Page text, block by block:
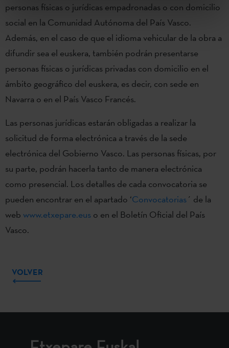
personas físicas o jurídicas empadronadas o con domicilio
social en la Comunidad Autónoma del País Vasco.
Además, en el caso de que el idioma vehicular de la obra a
difundir sea el euskera, también podrán presentarse
personas físicas o jurídicas privadas con domicilio en el
ámbito geográfico del euskera, es decir, con sede en
Navarra o en el País Vasco Francés.
Las personas jurídicas estarán obligadas a realizar la
solicitud de forma electrónica a través de la sede
electrónica del Gobierno Vasco. Las personas físicas, por
su parte, podrán hacerla tanto de manera electrónica
como presencial. Los detalles de cada convocatoria se
pueden encontrar en el apartado ‘Convocatorias´ de la
web www.etxepare.eus o en el Boletín Oficial del País
Vasco.
VOLVER